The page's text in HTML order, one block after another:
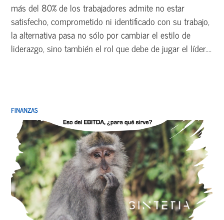
más del 80% de los trabajadores admite no estar
satisfecho, comprometido ni identificado con su trabajo,
la alternativa pasa no sólo por cambiar el estilo de
liderazgo, sino también el rol que debe de jugar el líder....
FINANZAS